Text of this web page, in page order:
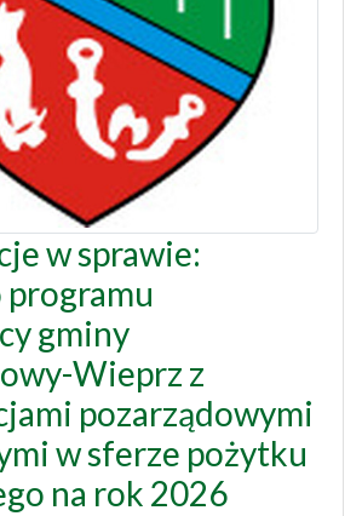
w sprawie:
gminy
Wieprz z
pozarządowymi
w sferze pożytku
na rok 2026